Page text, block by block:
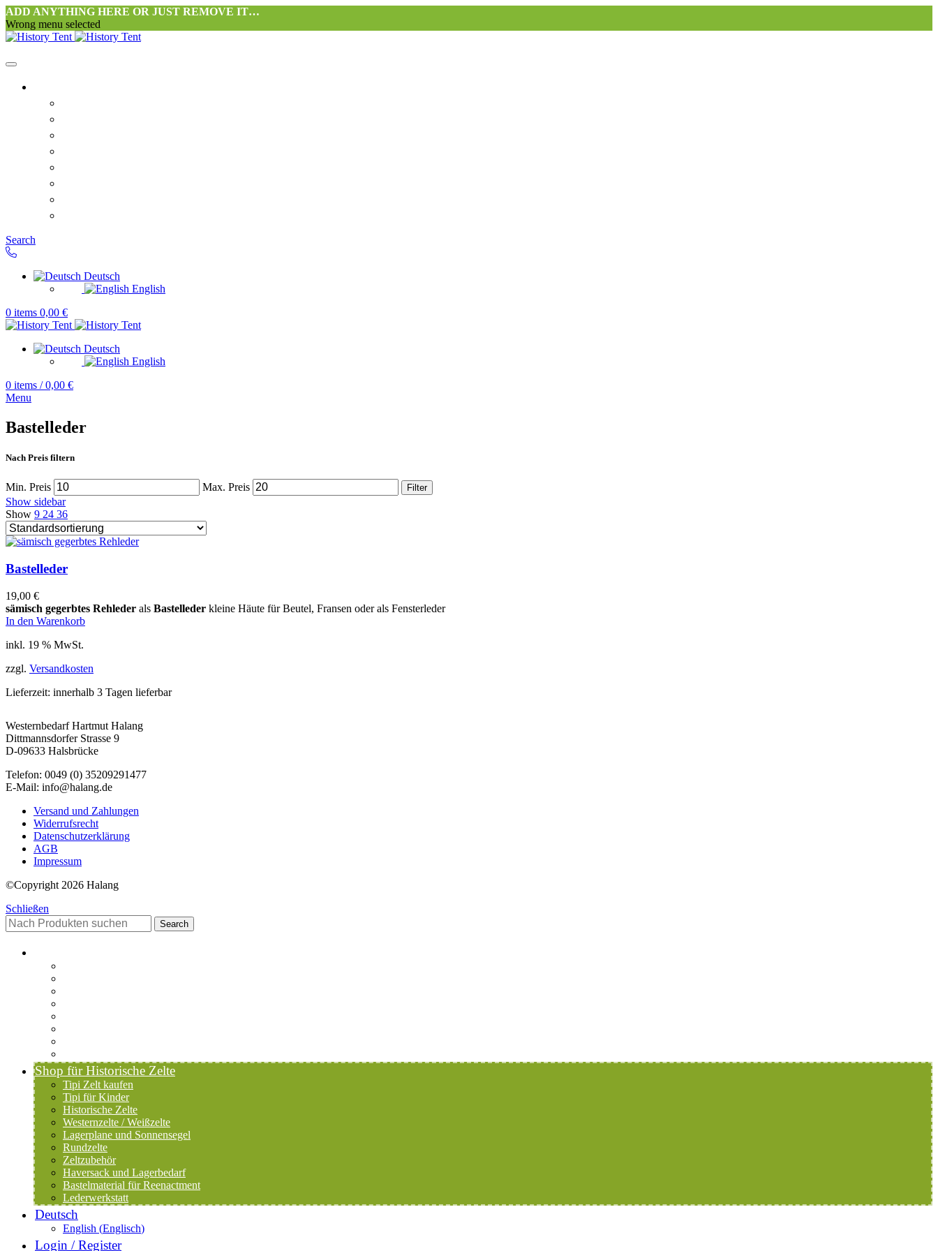
ADD ANYTHING HERE OR JUST REMOVE IT…
Wrong menu selected
Search
Deutsch
English
0 items 0,00 €
Deutsch
English
0 items / 0,00 €
Menu
Bastelleder
Nach Preis filtern
Min. Preis Max. Preis Filter
Show sidebar
Show 9 24 36
Bastelleder
19,00 €
sämisch gegerbtes Rehleder als Bastelleder kleine Häute für Beutel, Fransen oder als Fensterleder
In den Warenkorb
inkl. 19 % MwSt.
zzgl. Versandkosten
Lieferzeit: innerhalb 3 Tagen lieferbar
Westernbedarf Hartmut Halang
Dittmannsdorfer Strasse 9
D-09633 Halsbrücke
Telefon: 0049 (0) 35209291477
E-Mail: info@halang.de
Versand und Zahlungen
Widerrufsrecht
Datenschutzerklärung
AGB
Impressum
©Copyright 2026 Halang
Schließen
Search
Shop für Historische Zelte
Tipi Zelt kaufen
Tipi für Kinder
Historische Zelte
Westernzelte / Weißzelte
Lagerplane und Sonnensegel
Rundzelte
Zeltzubehör
Haversack und Lagerbedarf
Bastelmaterial für Reenactment
Lederwerkstatt
Deutsch
English (Englisch)
Login / Register